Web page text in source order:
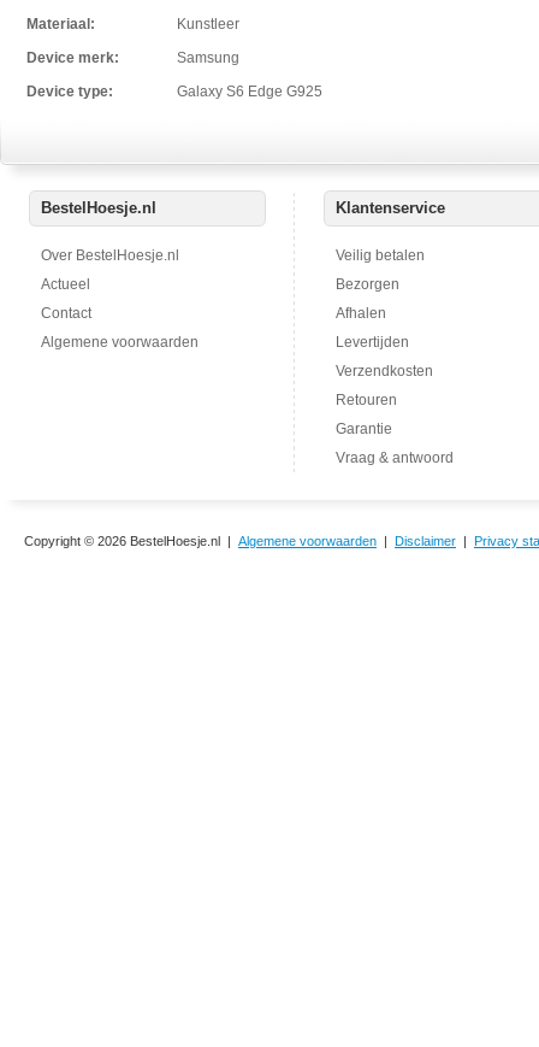
Materiaal:
Kunstleer
Device merk:
Samsung
Device type:
Galaxy S6 Edge G925
BestelHoesje.nl
Over BestelHoesje.nl
Actueel
Contact
Algemene voorwaarden
Klantenservice
Veilig betalen
Bezorgen
Afhalen
Levertijden
Verzendkosten
Retouren
Garantie
Vraag & antwoord
Copyright © 2026 BestelHoesje.nl | Algemene voorwaarden | Disclaimer | Privacy